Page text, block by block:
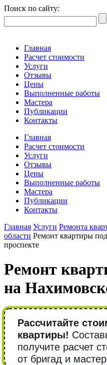
Поиск по сайту:
Главная
Расчет стоимости
Услуги
Отзывы
Цены
Выполненные работы
Мастера
Публикации
Контакты
Главная
Расчет стоимости
Услуги
Отзывы
Цены
Выполненные работы
Мастера
Публикации
Контакты
Главная Услуги Ремонта
области Ремонт квартиры
проспекте
Ремонт
на
Рассчитайте
квартиры!
получите расчет
от бригад и